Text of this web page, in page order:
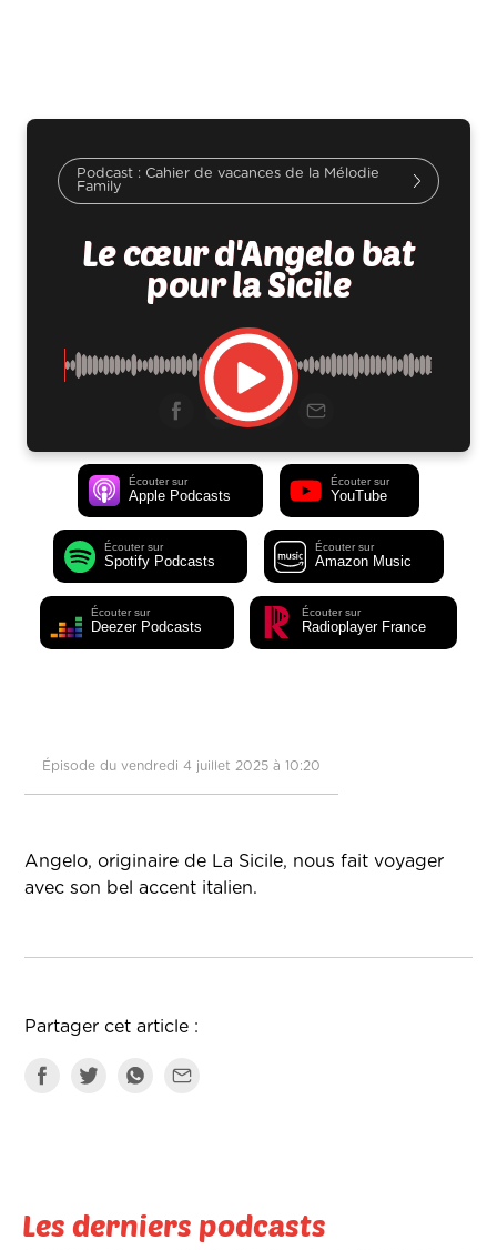
Cahier de vacances de la Mélodie
Family
Le cœur d'Angelo bat
pour la Sicile
Écouter sur
Apple Podcasts
Écouter sur
YouTube
Écouter sur
Spotify Podcasts
Écouter sur
Amazon Music
Écouter sur
Deezer Podcasts
Écouter sur
Radioplayer France
Épisode du vendredi 4 juillet 2025 à 10:20
Angelo, originaire de La Sicile, nous fait voyager
avec son bel accent italien.
Partager cet article :
Les derniers podcasts